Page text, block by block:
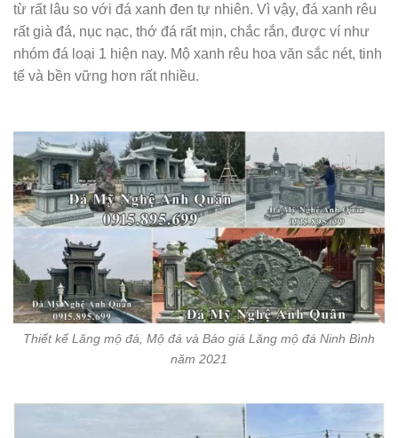
từ rất lâu so với đá xanh đen tự nhiên. Vì vậy, đá xanh rêu
rất già đá, nục nạc, thớ đá rất mịn, chắc rắn, được ví như
nhóm đá loại 1 hiện nay. Mộ xanh rêu hoa văn sắc nét, tinh
tế và bền vững hơn rất nhiều.
Thiết kế Lăng mộ đá, Mộ đá và Báo giá Lăng mộ đá Ninh Bình
năm 2021